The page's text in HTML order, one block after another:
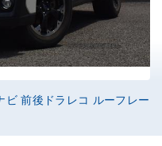
前後ドラレコ ルーフレー